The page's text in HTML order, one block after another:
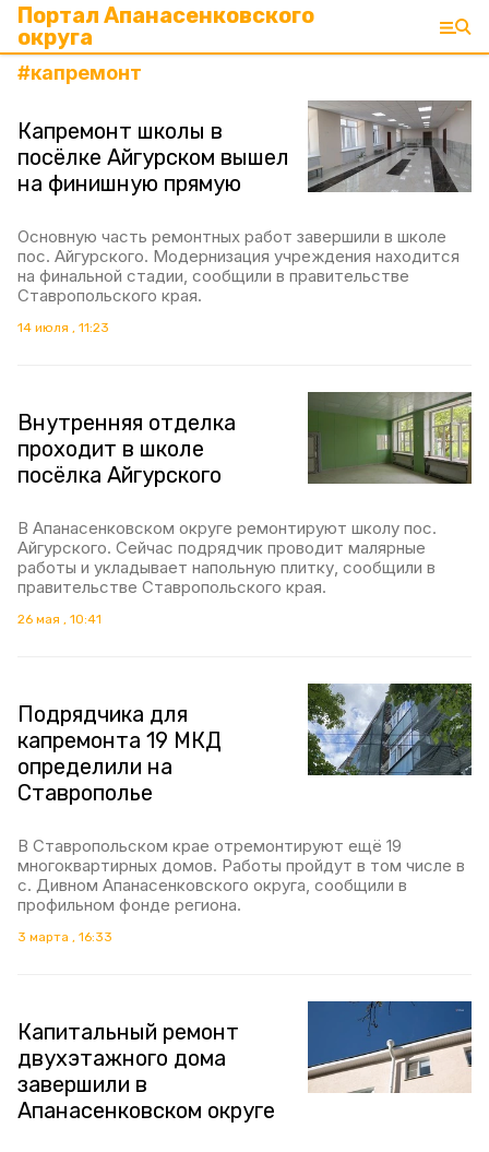
Портал Апанасенковского
округа
#капремонт
Капремонт школы в
посёлке Айгурском вышел
на финишную прямую
Основную часть ремонтных работ завершили в школе
пос. Айгурского. Модернизация учреждения находится
на финальной стадии, сообщили в правительстве
Ставропольского края.
14 июля , 11:23
Внутренняя отделка
проходит в школе
посёлка Айгурского
В Апанасенковском округе ремонтируют школу пос.
Айгурского. Сейчас подрядчик проводит малярные
работы и укладывает напольную плитку, сообщили в
правительстве Ставропольского края.
26 мая , 10:41
Подрядчика для
капремонта 19 МКД
определили на
Ставрополье
В Ставропольском крае отремонтируют ещё 19
многоквартирных домов. Работы пройдут в том числе в
с. Дивном Апанасенковского округа, сообщили в
профильном фонде региона.
3 марта , 16:33
Капитальный ремонт
двухэтажного дома
завершили в
Апанасенковском округе